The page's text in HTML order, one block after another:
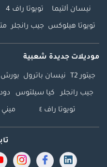
نيسان ألتيما تويوتا راف 4
تويوتا هيلوكس جيب رانجلر
موديلات جديدة شعبية
جيتور T2 نيسان باترول بورش 911
جيب رانجلر كيا سيلتوس
تويوتا راف ٤ ميني